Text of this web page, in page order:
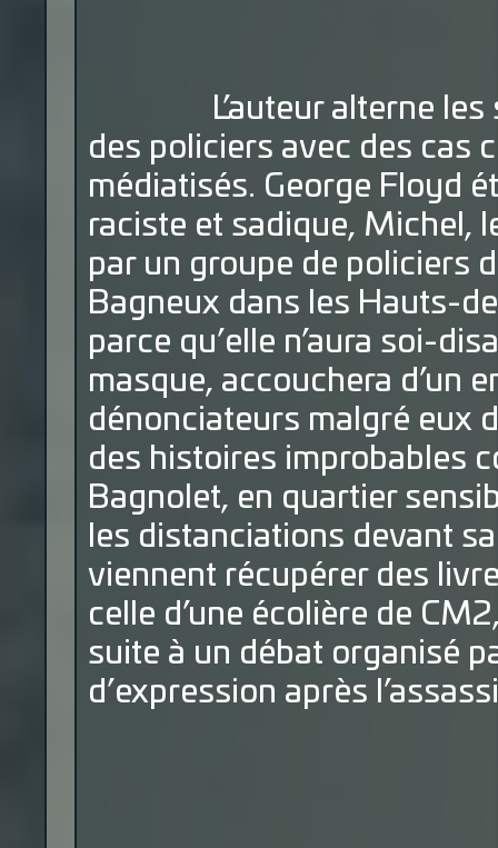
L’auteur alterne les
des policiers avec des cas
médiatisés. George Floyd
raciste et sadique, Michel,
par un groupe de policiers
Bagneux dans les Hauts-
parce qu’elle n’aura soi-
masque, accouchera d’un
dénonciateurs malgré eux
des histoires improbables
Bagnolet, en quartier
les distanciations devant
viennent récupérer des
celle d’une écolière de
suite à un débat organisé
d’expression après